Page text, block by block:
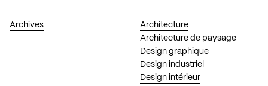
Archives
Architecture
Architecture de paysage
Design graphique
Design industriel
Design intérieur